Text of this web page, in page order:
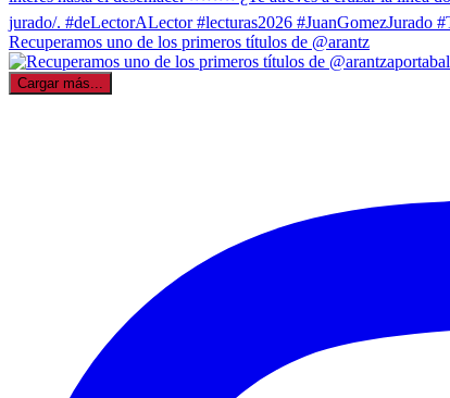
Recuperamos uno de los primeros títulos de @arantz
Cargar más...